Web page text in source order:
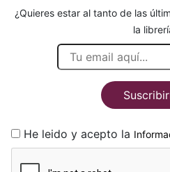
¿Quieres estar al tanto de las
la
He leido y acepto la